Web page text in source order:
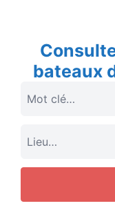
bateaux